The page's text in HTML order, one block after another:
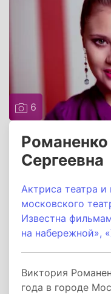
6
Сергеевна
Актриса театра и
московского
Известна
на набережной»,
Виктория
года в городе